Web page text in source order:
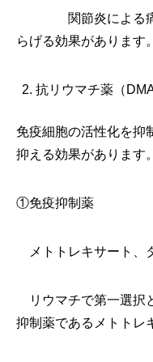
関節炎による痛み
らげる効果があります。
抗リウマチ薬（
免疫細胞の活性化を抑
抑える効果があります。
①免疫抑制薬
メトトレキサート、
リウマチで第一選択
抑制薬であるメトトレ